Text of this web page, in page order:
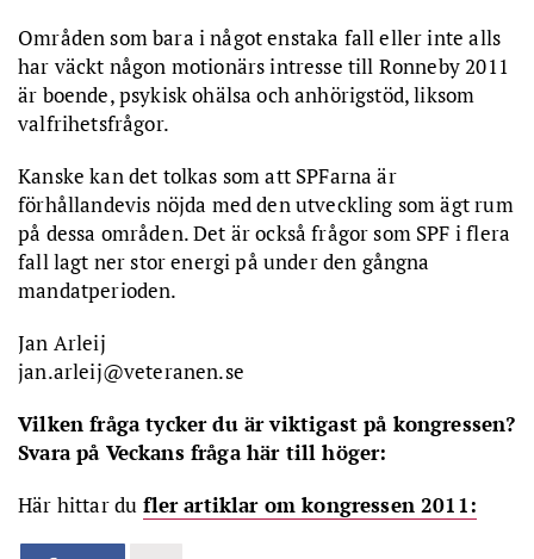
Områden som bara i något enstaka fall eller inte alls
har väckt någon motionärs intresse till Ronneby 2011
är boende, psykisk ohälsa och anhörigstöd, liksom
valfrihetsfrågor.
Kanske kan det tolkas som att SPFarna är
förhållandevis nöjda med den utveckling som ägt rum
på dessa områden. Det är också frågor som SPF i flera
fall lagt ner stor energi på under den gångna
mandatperioden.
Jan Arleij
jan.arleij@veteranen.se
Vilken fråga tycker du är viktigast på kongressen?
Svara på Veckans fråga här till höger:
Här hittar du fler artiklar om kongressen 2011: